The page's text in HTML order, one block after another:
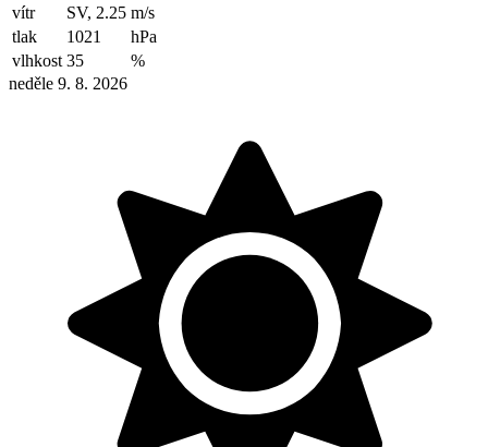
vítr
SV, 2.25 m/s
tlak
1021
hPa
vlhkost 35
%
neděle 9. 8. 2026